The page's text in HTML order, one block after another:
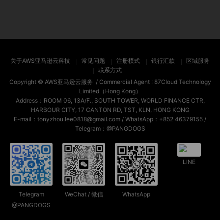
关于AWS亚马逊云科技 常见问题 注册模式 银行汇款
区域服务
联系方式
Copyright © AWS亚马逊云服务 / Commercial Agent : 87Cloud Technology
Limited（Hong Kong）
Address：ROOM 06, 13A/F., SOUTH TOWER, WORLD FINANCE CTR,
HARBOUR CITY, 17 CANTON RD, TST, KLN, HONG KONG
E-mail：tonyzhou.lee0818@gmail.com / WhatsApp：+852 46379155 /
Telegram：@PANGDOGS
Telegram
@PANGDOGS
WeChat / 微信 WhatsApp
LINE